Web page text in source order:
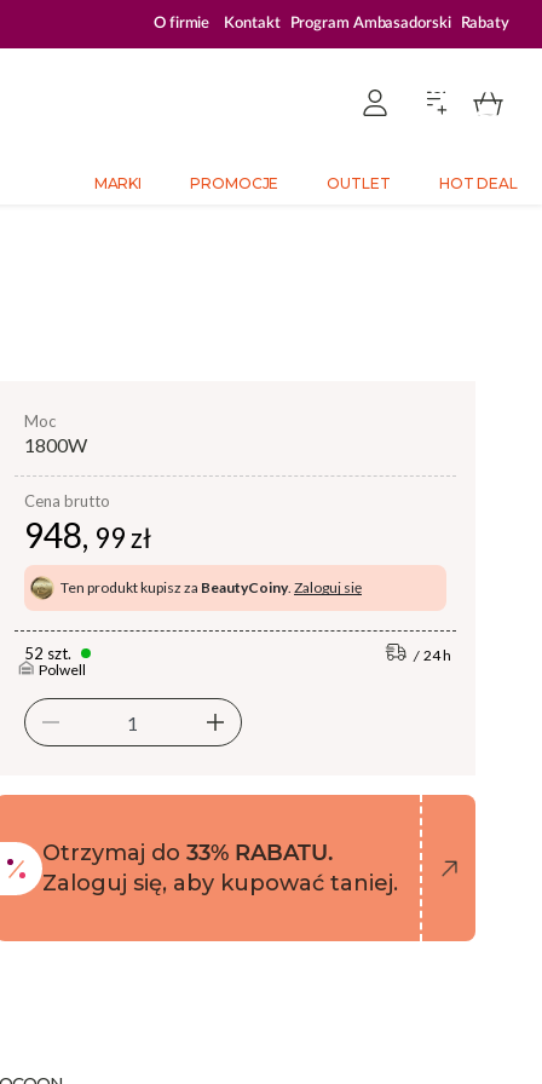
ZALOGUJ SIĘ I KUPUJ TANIEJ – AŻ 33% ZNIŻKI
O firmie Kontakt Program Ambasadorski Rabaty
MARKI PROMOCJE OUTLET HOT DEAL
moc
1800W
Cena brutto
948, 99 zł
Ten produkt kupisz za BeautyCoiny. Zaloguj się
52 szt.
Polwell
24 h
Otrzymaj do 33% RABATU.
Zaloguj się, aby kupować taniej.